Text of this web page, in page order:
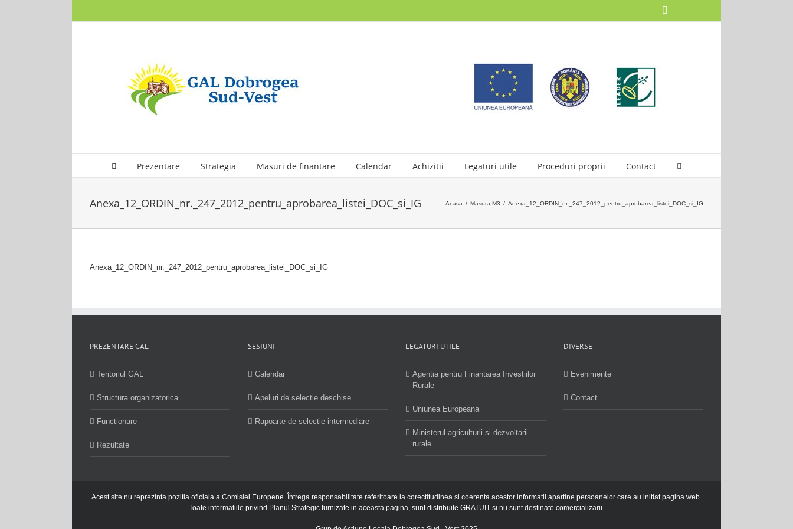
Prezentare Strategia Masuri de finantare Calendar Achizitii Legaturi utile Proceduri proprii Contact
Anexa_12_ORDIN_nr._247_2012_pentru_aprobarea_listei_DOC_si_IG Acasa / Masura M3 / Anexa_12_ORDIN_nr._247_2012_pentru_aprobarea_listei_DOC_si_IG
Anexa_12_ORDIN_nr._247_2012_pentru_aprobarea_listei_DOC_si_IG
PREZENTARE GAL
Teritoriul GAL
Structura organizatorica
Functionare
Rezultate
SESIUNI
Calendar
Apeluri de selectie deschise
Rapoarte de selectie intermediare
LEGATURI UTILE
Agentia pentru Finantarea Investiilor
Rurale
Uniunea Europeana
Ministerul agriculturii si dezvoltarii
rurale
DIVERSE
Evenimente
Contact
Acest site nu reprezinta pozitia oficiala a Comisiei Europene. Întrega responsabilitate referitoare la corectitudinea si coerenta acestor informatii apartine persoanelor care au initiat pagina web.
Toate informatiile privind Planul Strategic furnizate in aceasta pagina, sunt distribuite GRATUIT si nu sunt destinate comercializarii.